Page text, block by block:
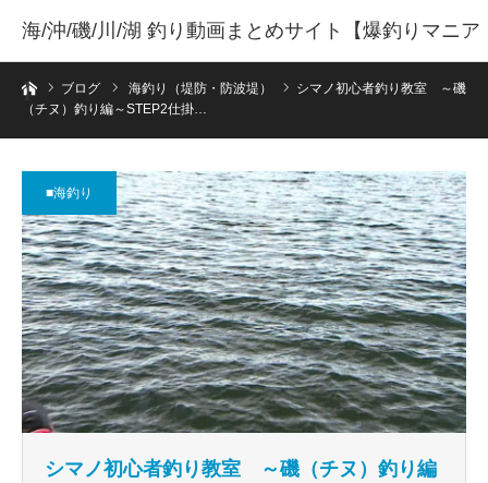
海/沖/磯/川/湖 釣り動画まとめサイト【爆釣りマニア
】ホームブログ 海釣り（堤防・防波堤）
シマノ初心者釣り教室 ～磯
（チヌ）釣り編～STEP2仕掛…
■海釣り
シマノ初心者釣り教室 ～磯（チヌ）釣り編